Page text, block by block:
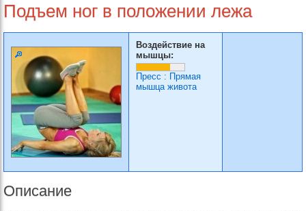
Подъем ног в положении лежа
Воздействие на
мышцы:
Пресс : Прямая
мышца живота
Описание